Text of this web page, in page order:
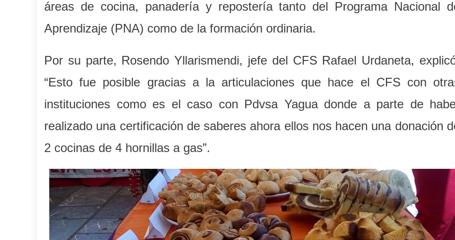
áreas de cocina, panadería y repostería tanto del Programa Nacional
Aprendizaje (PNA) como de la formación ordinaria.
Por su parte, Rosendo Yllarismendi, jefe del CFS Rafael Urdaneta,
“Esto fue posible gracias a la articulaciones que hace el CFS con
instituciones como es el caso con Pdvsa Yagua donde a parte de
realizado una certificación de saberes ahora ellos nos hacen una donación
2 cocinas de 4 hornillas a gas”.